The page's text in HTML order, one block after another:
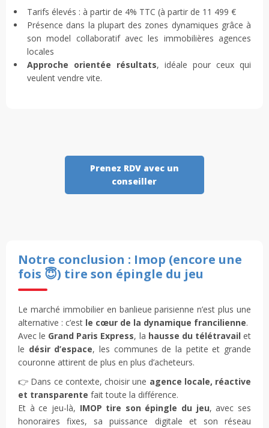
Tarifs élevés : à partir de 4% TTC (à partir de 11 499 €
Présence dans la plupart des zones dynamiques grâce à
son model collaboratif avec les immobilières agences
locales
Approche orientée résultats, idéale pour ceux qui
veulent vendre vite.
Prenez RDV avec un
conseiller
Notre conclusion : Imop (encore une
fois 😇) tire son épingle du jeu
Le marché immobilier en banlieue parisienne n’est plus une
alternative : c’est le cœur de la dynamique francilienne.
Avec le Grand Paris Express, la hausse du télétravail et
le désir d’espace, les communes de la petite et grande
couronne attirent de plus en plus d’acheteurs.
👉 Dans ce contexte, choisir une agence locale, réactive
et transparente fait toute la différence.
Et à ce jeu-là, IMOP tire son épingle du jeu, avec ses
honoraires fixes, sa puissance digitale et son réseau